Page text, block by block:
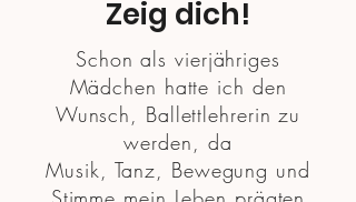
Zeig dich!
Schon als vierjähriges
Mädchen hatte ich den
Wunsch, Ballettlehrerin zu
werden, da
Musik, Tanz, Bewegung und